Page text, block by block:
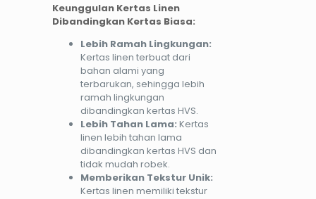
Keunggulan Kertas Linen
Dibandingkan Kertas Biasa:
Lebih Ramah Lingkungan:
Kertas linen terbuat dari
bahan alami yang
terbarukan, sehingga lebih
ramah lingkungan
dibandingkan kertas HVS.
Lebih Tahan Lama: Kertas
linen lebih tahan lama
dibandingkan kertas HVS dan
tidak mudah robek.
Memberikan Tekstur Unik:
Kertas linen memiliki tekstur